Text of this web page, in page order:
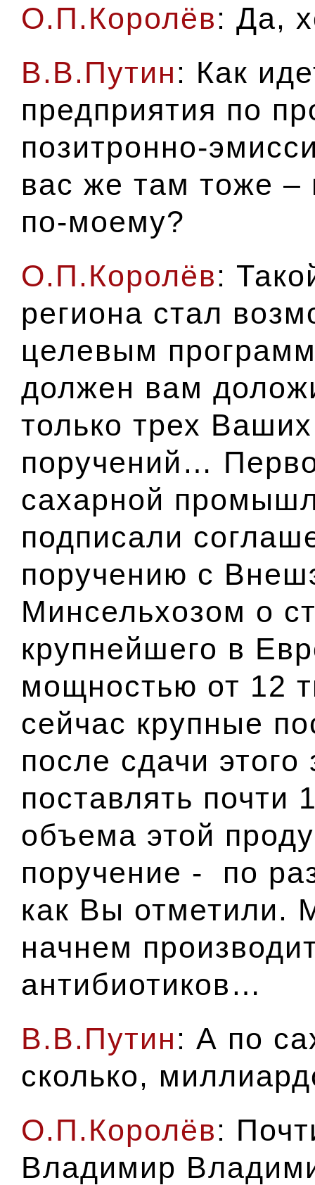
О.П.Королёв: Да,
В.В.Путин: Как
предприятия по
позитронно-
вас же там тоже
по-моему?
О.П.Королёв:
региона стал
целевым
должен вам
только трех
поручений…
сахарной
подписали
поручению с
Минсельхозом о
крупнейшего в
мощностью от 12
сейчас крупные
после сдачи
поставлять почти
объема этой
поручение - по
как Вы отметили.
начнем
антибиотиков…
В.В.Путин: А по
сколько,
О.П.Королёв:
Владимир